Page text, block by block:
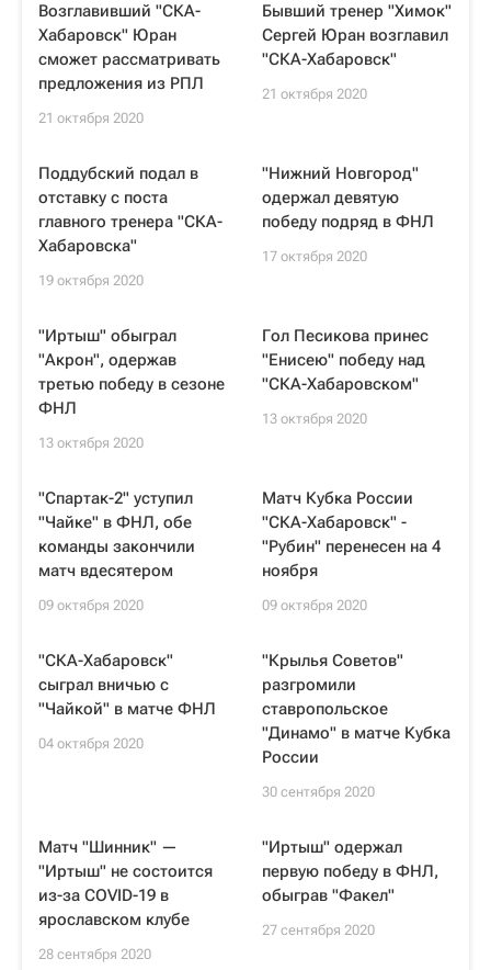
Возглавивший "СКА-
Хабаровск" Юран
сможет рассматривать
предложения из РПЛ
21 октября 2020
Бывший тренер "Химок"
Сергей Юран возглавил
"СКА-Хабаровск"
21 октября 2020
Поддубский подал в
отставку с поста
главного тренера "СКА-
Хабаровска"
19 октября 2020
"Нижний Новгород"
одержал девятую
победу подряд в ФНЛ
17 октября 2020
"Иртыш" обыграл
"Акрон", одержав
третью победу в сезоне
ФНЛ
13 октября 2020
Гол Песикова принес
"Енисею" победу над
"СКА-Хабаровском"
13 октября 2020
"Спартак-2" уступил
"Чайке" в ФНЛ, обе
команды закончили
матч вдесятером
09 октября 2020
Матч Кубка России
"СКА-Хабаровск" -
"Рубин" перенесен на 4
ноября
09 октября 2020
"СКА-Хабаровск"
сыграл вничью с
"Чайкой" в матче ФНЛ
04 октября 2020
"Крылья Советов"
разгромили
ставропольское
"Динамо" в матче Кубка
России
30 сентября 2020
Матч "Шинник" —
"Иртыш" не состоится
из-за COVID-19 в
ярославском клубе
28 сентября 2020
"Иртыш" одержал
первую победу в ФНЛ,
обыграв "Факел"
27 сентября 2020